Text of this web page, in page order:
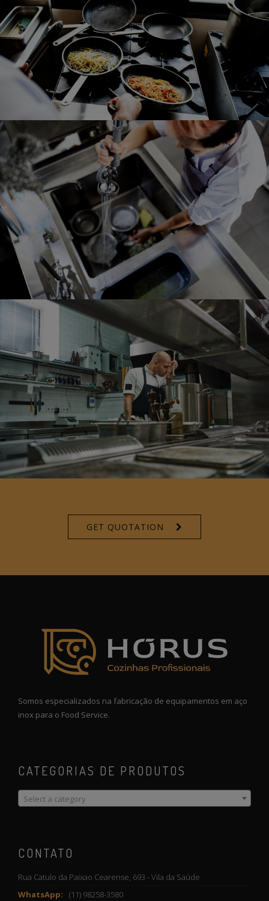
GET QUOTATION
Somos especializados na fabricação de equipamentos em aço
inox para o Food Service.
CATEGORIAS DE PRODUTOS
Select a category
CONTATO
Rua Catulo da Paixao Cearense, 693 - Vila da Saúde
WhatsApp:
(11) 98258-3580